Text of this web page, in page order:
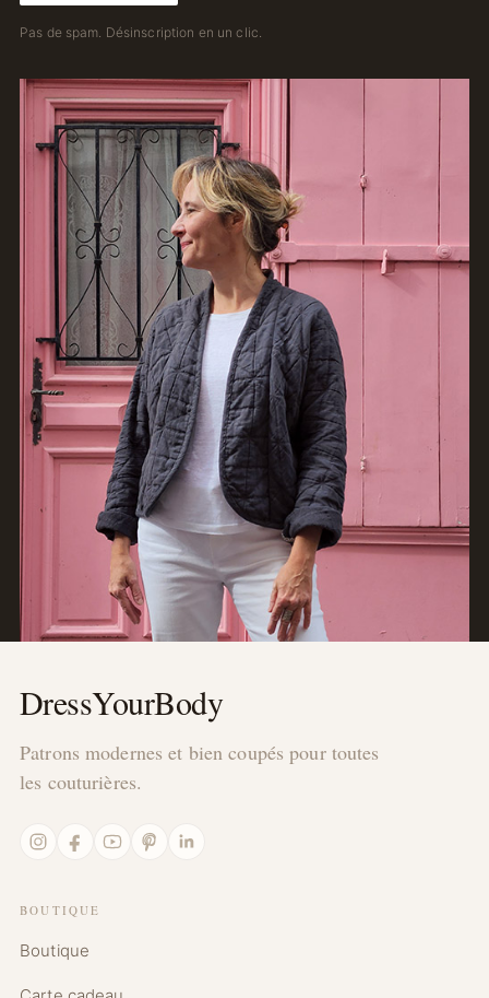
Pas de spam. Désinscription en un clic.
DressYourBody
Patrons modernes et bien coupés pour toutes
les couturières.
InstagramFacebookYouTubePinterestLinkedIn
BOUTIQUE
Boutique